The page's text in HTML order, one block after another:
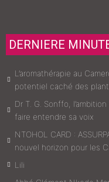
DERNIERE
L’aromathérapie au
potentiel caché des
Dr T. G. Sonffo,
faire entendre sa voix
NTOHOL CARD :
nouvel horizon pour les
Lili